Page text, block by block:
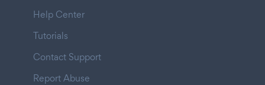
Help Center
Tutorials
Contact Support
Report Abuse